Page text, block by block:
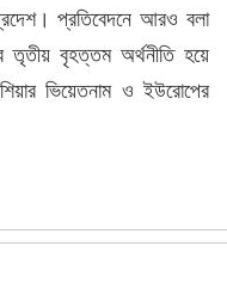
প্রতিবেদনে আরও বলা
তৃতীয় বৃহত্তম অর্থনীতি হয়ে
ভিয়েতনাম ও ইউরোপের